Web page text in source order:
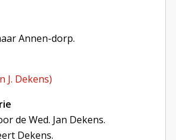
Annen-dorp.
J. Dekens)
de Wed. Jan Dekens.
Dekens.